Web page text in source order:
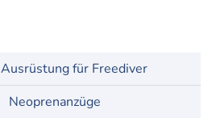
Ausrüstung für Freediver
Neoprenanzüge